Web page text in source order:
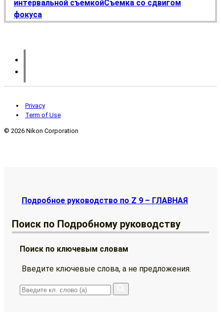
интервальной съемкойСъемка со сдвигом
фокуса
Privacy
Term of Use
© 2026 Nikon Corporation
Подробное руководство по Z 9 – ГЛАВНАЯ
Поиск по Подробному руководству
Поиск по ключевым словам
Введите ключевые слова, а не предложения.